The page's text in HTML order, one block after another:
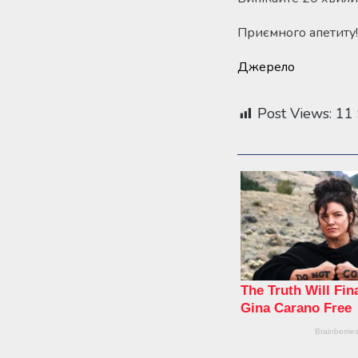
Приємного апетиту!
Джерело
Post Views: 11